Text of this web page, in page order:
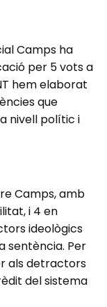
Camps ha
per 5 vots a
hem elaborat
que
nivell polític i
Camps, amb
i 4 en
ideològics
sentència. Per
als detractors
del sistema